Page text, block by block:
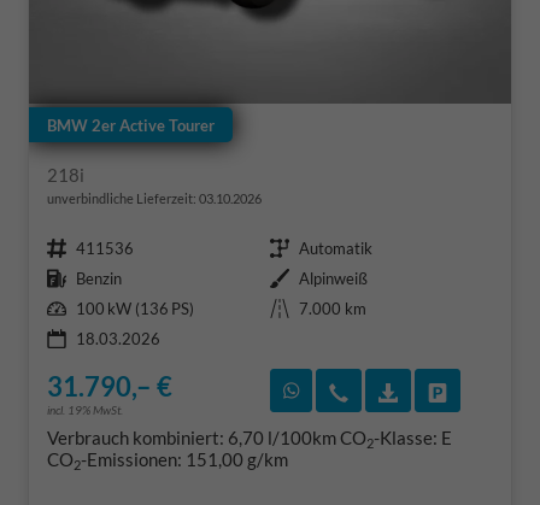
BMW 2er Active Tourer
218i
unverbindliche Lieferzeit: 03.10.2026
Fahrzeugnr. 411536 Getriebe Automatik
Kraftstoff Benzin Außenfarbe Alpinweiß
Leistung 100 kW (136 PS) Kilometerstand
7.000 km
18.03.2026
31.790,– €
incl. 19% MwSt.
Rückruf vereinbaren
Wir rufen Sie an
Verbrauch kombiniert: 6,70 l/100kmCO2-Klasse: E
CO2-Emissionen: 151,00 g/km